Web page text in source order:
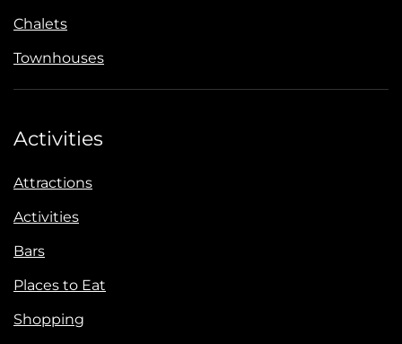
Chalets
Townhouses
Activities
Attractions
Activities
Bars
Places to Eat
Shopping